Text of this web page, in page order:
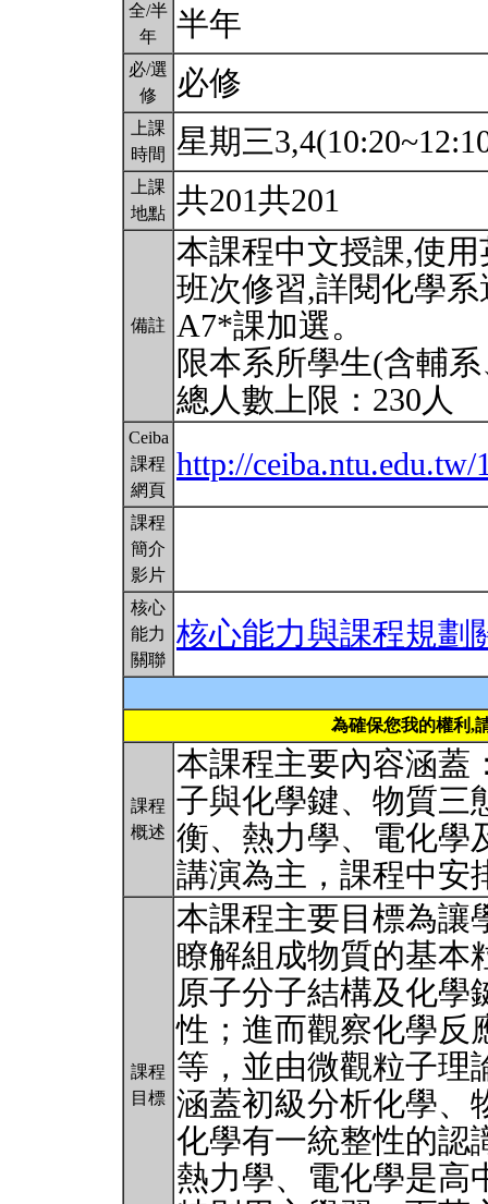
全/半
年
半年
必/選
修
必修
上課
時間
星期三
上課
地點 共201共201
備註
本課程中文授課,使
班次修習,詳閱化學
A7*課加選。
限本系所學生(含輔
總人數上限：230人
Ceiba
課程
網頁
http://ceiba.ntu.edu.tw/
課程
簡介
影片
核心
能力
關聯
核心能力與課程規劃
為確保您我的權利,
課程
概述
本課程主要內容涵蓋
子與化學鍵、物質三
衡、熱力學、電化學
講演為主，課程中
課程
目標
本課程主要目標為讓
瞭解組成物質的基本
原子分子結構及化學
性；進而觀察化學反
等，並由微觀粒子理
涵蓋初級分析化學、
化學有一統整性的認
熱力學、電化學是高